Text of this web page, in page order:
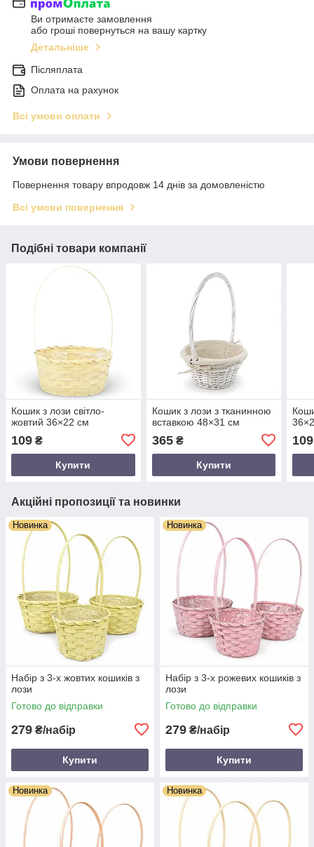
Ви отримаєте замовлення
або гроші повернуться на вашу картку
Детальніше
Післяплата
Оплата на рахунок
Всі умови оплати
Умови повернення
Повернення товару впродовж 14 днів за домовленістю
Всі умови повернення
Подібні товари компанії
Кошик з лози світло-
жовтий 36×22 см
109 ₴
Купити
Кошик з лози з тканинною
вставкою 48×31 см
365₴
Купити
109
Акційні пропозиції та новинки
Новинка
Набір з 3-х жовтих кошиків з
лози
Готово до відправки
279 ₴/набір
Купити
Новинка
Набір з 3-х рожевих кошиків з
лози
Готово до відправки
279 ₴/набір
Купити
Новинка Новинка